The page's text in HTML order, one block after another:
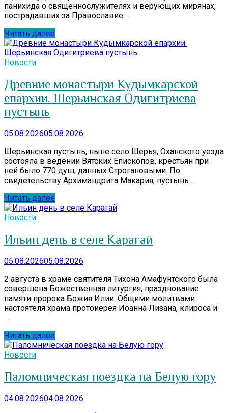
панихида о священнослужителях и верующих мирянах,
пострадавших за Православие …
Читать далее
Новости
Древние монастыри Кудымкарской
епархии. Шерьинская Одигитриева
пустынь
05.08.202605.08.2026
Шерьинская пустынь, ныне село Шерья, Оханского уезда
состояла в ведении Вятских Епископов, крестьян при
ней было 770 душ, данных Строгановыми. По
свидетельству Архимандрита Макария, пустынь …
Читать далее
Новости
Ильин день в селе Карагай
05.08.202605.08.2026
2 августа в храме святителя Тихона Амафунтского была
совершена Божественная литургия, празднование
памяти пророка Божия Илии. Общими молитвами
настоятеля храма протоиерея Иоанна Лизана, клироса и
…
Читать далее
Новости
Паломническая поездка на Белую гору
04.08.202604.08.2026